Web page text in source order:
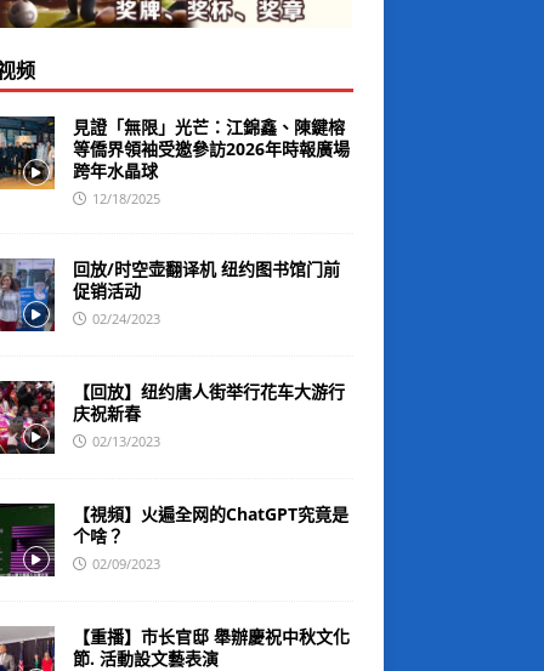
频
見證「無限」光芒：江錦鑫、陳鍵榕
等僑界領袖受邀參訪2026年時報廣場
跨年水晶球
12/18/2025
回放/时空壶翻译机 纽约图书馆门前
促销活动
02/24/2023
【回放】纽约唐人街举行花车大游行
庆祝新春
02/13/2023
【視頻】火遍全网的ChatGPT究竟是
个啥？
02/09/2023
【重播】市长官邸 舉辦慶祝中秋文化
節. 活動設文藝表演